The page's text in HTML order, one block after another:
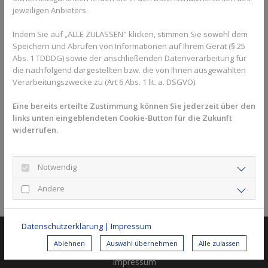
Zurück zur Übersicht
Rost:
Die Saison hat sehr gut angefangen mit einem 7:2 Sieg gegen
TSV Kleinrinderfeld 2. Die Siegesserie hat dann bis zum Spiel
5ten Spiel gegen TC Mainstockheim angedauert. Dieses Spiel
geschwächten Mannschaft 4:5 verloren. Eine weitere Niederlage
mussten wir im Spitzenspiel gegen TC Rot-Weiß Gerbrunn 3
etwas unerfahreneren Spieler konnten Positives mitnehmen.
© 2026 Tennisclub Weiß-Blau Würzburg e.V.
Impressum
jeweiligen Anbieters.
Indem Sie auf „ALLE ZULASSEN" klicken, stimmen Sie sowohl dem
Speichern und Abrufen von Informationen auf Ihrem Gerät (§ 25
Abs. 1 TDDDG) sowie der anschließenden Datenverarbeitung für
die nachfolgend dargestellten bzw. die von Ihnen ausgewählten
Verarbeitungszwecke zu (Art 6 Abs. 1 lit. a. DSGVO).
Eine bereits erteilte Zustimmung können Sie jederzeit über den
links unten eingeblendeten Cookie-Button für die Zukunft
widerrufen.
Notwendig
Andere
Datenschutzerklärung | Impressum
Ablehnen Auswahl übernehmen Alle zulassen